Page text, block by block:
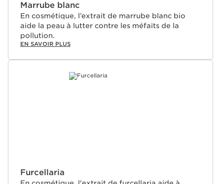
Marrube blanc
En cosmétique, l’extrait de marrube blanc bio
aide la peau à lutter contre les méfaits de la
pollution.
EN SAVOIR PLUS
Furcellaria